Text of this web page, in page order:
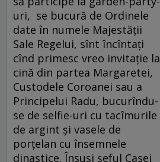
uri, se bucură de Ordinele
date în numele Majestăţii
Sale Regelui, sînt încîntaţi
cînd primesc vreo invitaţie la
cină din partea Margaretei,
Custodele Coroanei sau a
Principelui Radu, bucurîndu-
se de selfie-uri cu tacîmurile
de argint şi vasele de
porţelan cu însemnele
dinastice. Însuşi şeful Casei